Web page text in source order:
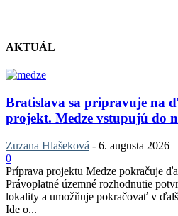
AKTUÁL
Bratislava sa pripravuje na
projekt. Medze vstupujú do
Zuzana Hlašeková - 6. augusta 2026
0
Príprava projektu Medze pokračuje
Právoplatné územné rozhodnutie
lokality a umožňuje pokračovať v
Ide o...